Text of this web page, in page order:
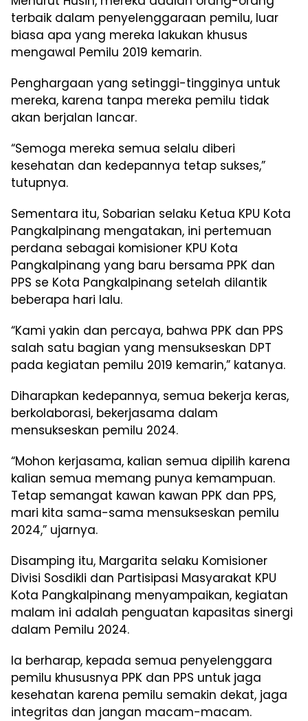
terbaik dalam penyelenggaraan pemilu, luar
biasa apa yang mereka lakukan khusus
mengawal Pemilu 2019 kemarin.
Penghargaan yang setinggi-tingginya untuk
mereka, karena tanpa mereka pemilu tidak
akan berjalan lancar.
“Semoga mereka semua selalu diberi
kesehatan dan kedepannya tetap sukses,”
tutupnya.
Sementara itu, Sobarian selaku Ketua KPU Kota
Pangkalpinang mengatakan, ini pertemuan
perdana sebagai komisioner KPU Kota
Pangkalpinang yang baru bersama PPK dan
PPS se Kota Pangkalpinang setelah dilantik
beberapa hari lalu.
“Kami yakin dan percaya, bahwa PPK dan PPS
salah satu bagian yang mensukseskan DPT
pada kegiatan pemilu 2019 kemarin,” katanya.
Diharapkan kedepannya, semua bekerja keras,
berkolaborasi, bekerjasama dalam
mensukseskan pemilu 2024.
“Mohon kerjasama, kalian semua dipilih karena
kalian semua memang punya kemampuan.
Tetap semangat kawan kawan PPK dan PPS,
mari kita sama-sama mensukseskan pemilu
2024,” ujarnya.
Disamping itu, Margarita selaku Komisioner
Divisi Sosdikli dan Partisipasi Masyarakat KPU
Kota Pangkalpinang menyampaikan, kegiatan
malam ini adalah penguatan kapasitas sinergi
dalam Pemilu 2024.
Ia berharap, kepada semua penyelenggara
pemilu khususnya PPK dan PPS untuk jaga
kesehatan karena pemilu semakin dekat, jaga
integritas dan jangan macam-macam.